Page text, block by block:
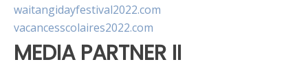
waitangidayfestival2022.com
vacancesscolaires2022.com
MEDIA PARTNER II